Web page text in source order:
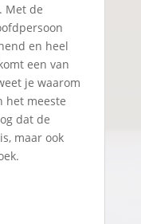
Met de
en heel
een van
je waarom
het meeste
dat de
maar ook